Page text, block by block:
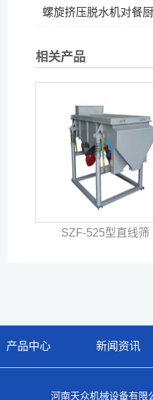
螺旋挤压脱水机对餐厨
相关产品
SZF-525型直线筛
产品中心 新闻资讯
河南天众机械设备有限